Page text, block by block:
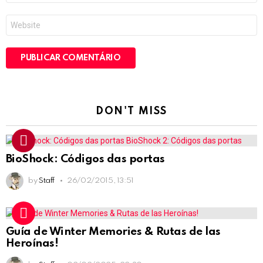
*
DON'T MISS
BioShock: Códigos das portas
by Staff 26/02/2015, 13:51
Guía de Winter Memories & Rutas de las
Heroínas!